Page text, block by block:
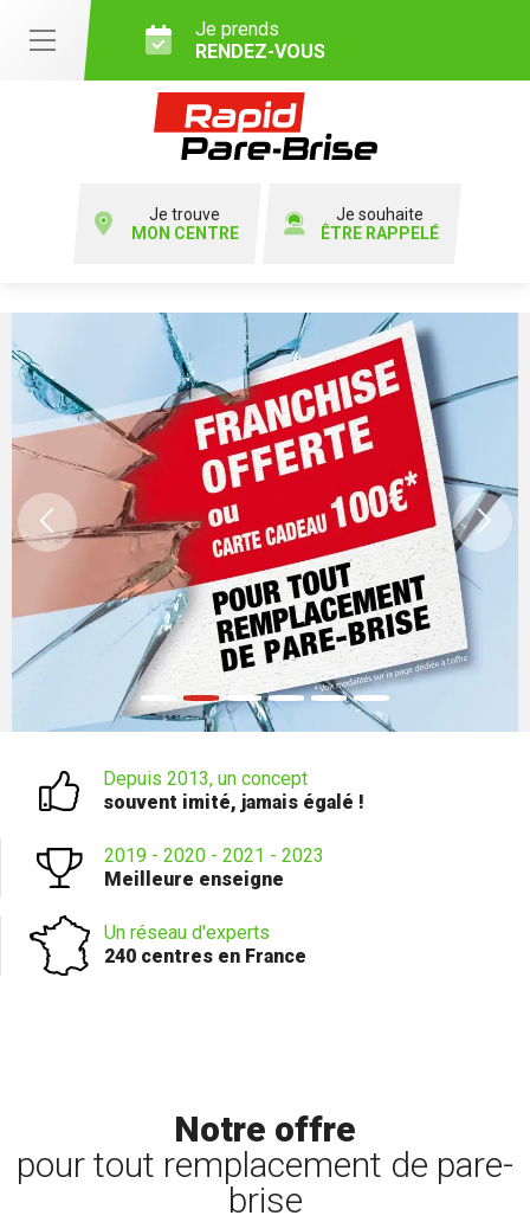
Je prends
RENDEZ-VOUS
Je trouve
MON CENTRE
Je souhaite
ÊTRE RAPPELÉ
Previous
Depuis 2013, un concept
souvent imité, jamais égalé !
2019 - 2020 - 2021 - 2023
Meilleure enseigne
Un réseau d'experts
240 centres en France
Notre offre
pour tout remplacement de pare-
brise